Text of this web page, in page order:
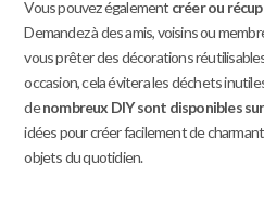
Vous pouvez également créer ou
Demandez à des amis, voisins ou
vous prêter des décorations
occasion, cela évitera les déchets
denombreux DIY sont disponibles
idées pour créer facilement de
objets du quotidien.